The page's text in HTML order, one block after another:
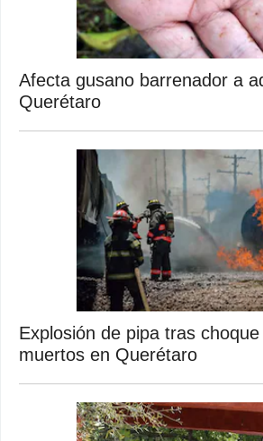
Afecta gusano barrenador a
Querétaro
Explosión de pipa tras
muertos en Querétaro